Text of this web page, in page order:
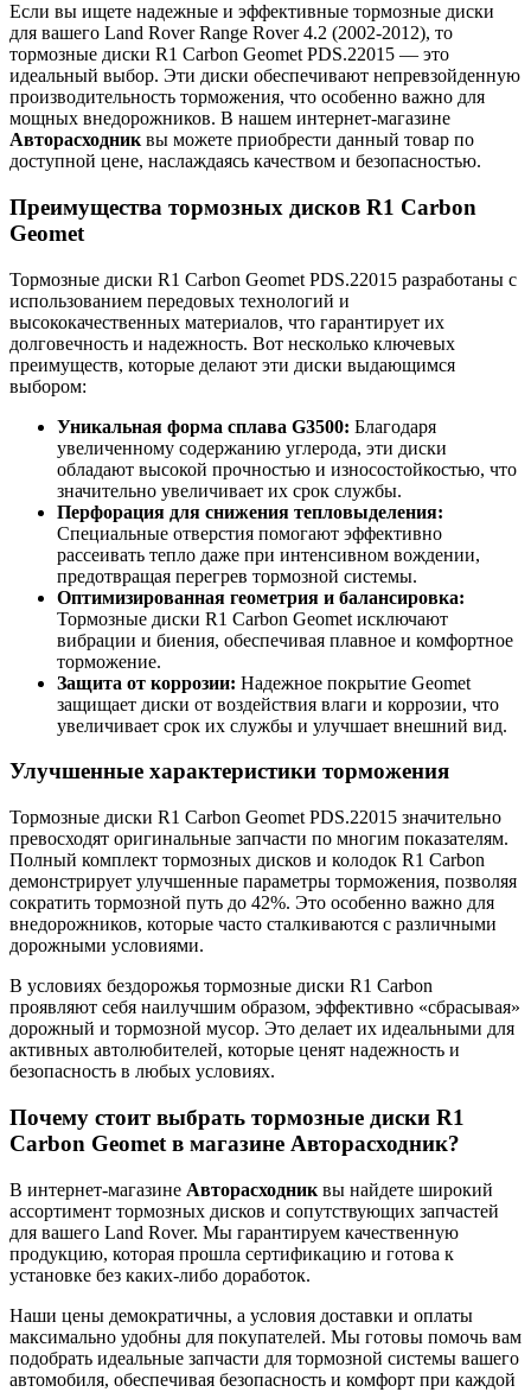
Если вы ищете надежные и эффективные тормозные диски
для вашего Land Rover Range Rover 4.2 (2002-2012), то
тормозные диски R1 Carbon Geomet PDS.22015 — это
идеальный выбор. Эти диски обеспечивают непревзойденную
производительность торможения, что особенно важно для
мощных внедорожников. В нашем интернет-магазине
Авторасходник вы можете приобрести данный товар по
доступной цене, наслаждаясь качеством и безопасностью.
Преимущества тормозных дисков R1 Carbon
Geomet
Тормозные диски R1 Carbon Geomet PDS.22015 разработаны с
использованием передовых технологий и
высококачественных материалов, что гарантирует их
долговечность и надежность. Вот несколько ключевых
преимуществ, которые делают эти диски выдающимся
выбором:
Уникальная форма сплава G3500: Благодаря
увеличенному содержанию углерода, эти диски
обладают высокой прочностью и износостойкостью, что
значительно увеличивает их срок службы.
Перфорация для снижения тепловыделения:
Специальные отверстия помогают эффективно
рассеивать тепло даже при интенсивном вождении,
предотвращая перегрев тормозной системы.
Оптимизированная геометрия и балансировка:
Тормозные диски R1 Carbon Geomet исключают
вибрации и биения, обеспечивая плавное и комфортное
торможение.
Защита от коррозии: Надежное покрытие Geomet
защищает диски от воздействия влаги и коррозии, что
увеличивает срок их службы и улучшает внешний вид.
Улучшенные характеристики торможения
Тормозные диски R1 Carbon Geomet PDS.22015 значительно
превосходят оригинальные запчасти по многим показателям.
Полный комплект тормозных дисков и колодок R1 Carbon
демонстрирует улучшенные параметры торможения, позволяя
сократить тормозной путь до 42%. Это особенно важно для
внедорожников, которые часто сталкиваются с различными
дорожными условиями.
В условиях бездорожья тормозные диски R1 Carbon
проявляют себя наилучшим образом, эффективно «сбрасывая»
дорожный и тормозной мусор. Это делает их идеальными для
активных автолюбителей, которые ценят надежность и
безопасность в любых условиях.
Почему стоит выбрать тормозные диски R1
Carbon Geomet в магазине Авторасходник?
В интернет-магазине Авторасходник вы найдете широкий
ассортимент тормозных дисков и сопутствующих запчастей
для вашего Land Rover. Мы гарантируем качественную
продукцию, которая прошла сертификацию и готова к
установке без каких-либо доработок.
Наши цены демократичны, а условия доставки и оплаты
максимально удобны для покупателей. Мы готовы помочь вам
подобрать идеальные запчасти для тормозной системы вашего
автомобиля, обеспечивая безопасность и комфорт при каждой